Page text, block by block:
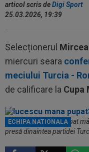
articol scris deDigi Sport
25.03.2026, 19:39
Selecționerul
miercuri seara
meciului Turcia -
de calificare la Cupa
ECHIPA NATIONALA
Un jurnalist turc i-a pupat
presă dinaintea partidei